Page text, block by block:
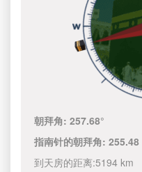
朝拜角:257.68°
指南针的朝拜角:255.48
到天房的距离:5194 km